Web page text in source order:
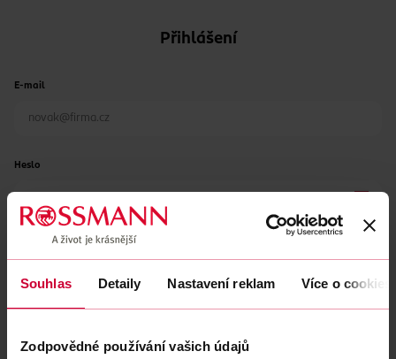
Souhlas Detaily Nastavení reklam Více o cookies
Zodpovědné používání vašich údajů
Přihlášení
E-mail
Heslo
Zapomenuté heslo
PŘIHLÁSIT SE